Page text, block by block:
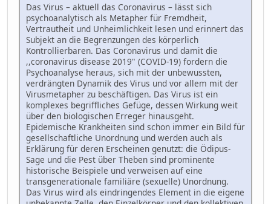
Das Virus – aktuell das Coronavirus – lässt sich
psychoanalytisch als Metapher für Fremdheit,
Vertrautheit und Unheimlichkeit lesen und erinnert das
Subjekt an die Begrenzungen des körperlich
Kontrollierbaren. Das Coronavirus und damit die
,,coronavirus disease 2019" (COVID-19) fordern die
Psychoanalyse heraus, sich mit der unbewussten,
verdrängten Dynamik des Virus und vor allem mit der
Virusmetapher zu beschäftigen. Das Virus ist ein
komplexes begriffliches Gefüge, dessen Wirkung weit
über den biologischen Erreger hinausgeht.
Epidemische Krankheiten sind schon immer ein Bild für
gesellschaftliche Unordnung und werden auch als
Erklärung für deren Erscheinen genutzt: die Ödipus-
Sage und die Pest über Theben sind prominente
historische Beispiele und verweisen auf eine
transgenerationale familiäre (sexuelle) Unordnung.
Das Virus wird als eindringendes Element in die eigene